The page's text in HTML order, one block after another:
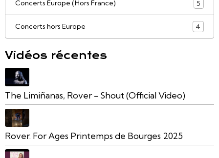
Concerts Europe (Hors France) 5
Concerts hors Europe 4
Vidéos récentes
The Limiñanas, Rover - Shout (Official Video)
Rover. For Ages Printemps de Bourges 2025